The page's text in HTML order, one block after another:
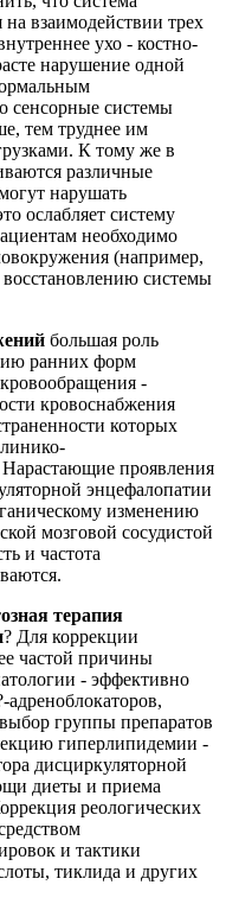
на взаимодействии трех
ухо - костно-
нарушение одной
сенсорные системы
тем труднее им
К тому же в
различные
нарушать
ослабляет систему
необходимо
(например,
системы
большая роль
ранних форм
-
кровоснабжения
которых
проявления
энцефалопатии
изменению
мозговой сосудистой
и частота
терапия
? Для коррекции
частой причины
- эффективно
группы препаратов
гиперлипидемии -
дисциркуляторной
диеты и приема
реологических
и тактики
тиклида и других